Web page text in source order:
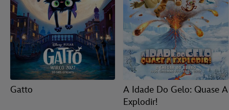
Gatto
A Idade Do Gelo: Quase A
Explodir!